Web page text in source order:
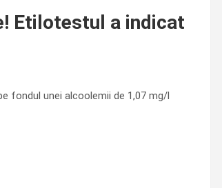
Etilotestul a indicat
fondul unei alcoolemii de 1,07 mg/l